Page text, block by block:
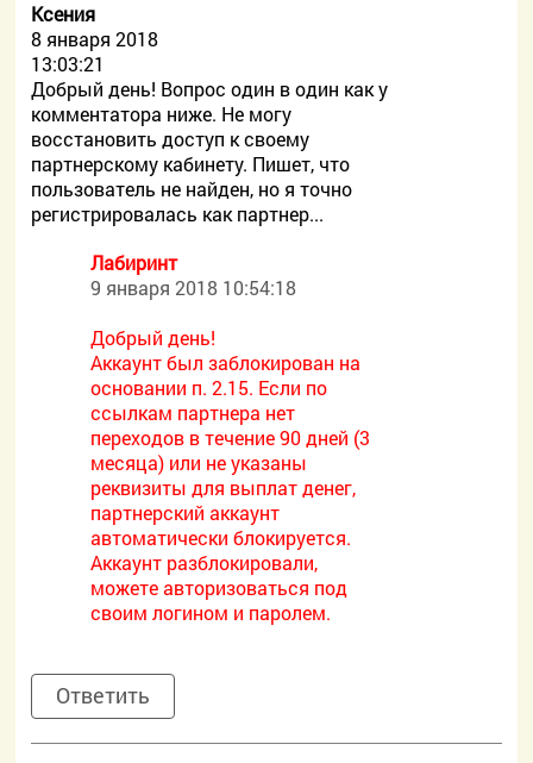
Ксения
8 января 2018
13:03:21
Добрый день! Вопрос один в один как у
комментатора ниже. Не могу
восстановить доступ к своему
партнерскому кабинету. Пишет, что
пользователь не найден, но я точно
регистрировалась как партнер...
Лабиринт
9 января 2018 10:54:18
Добрый день!
Аккаунт был заблокирован на
основании п. 2.15. Если по
ссылкам партнера нет
переходов в течение 90 дней (3
месяца) или не указаны
реквизиты для выплат денег,
партнерский аккаунт
автоматически блокируется.
Аккаунт разблокировали,
можете авторизоваться под
своим логином и паролем.
Ответить